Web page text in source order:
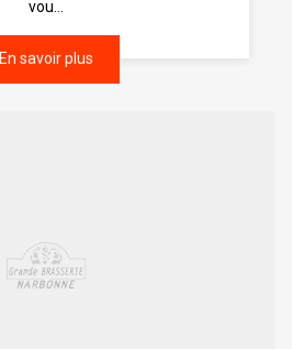
vou...
En savoir plus